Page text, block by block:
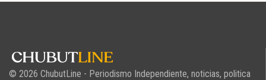
© 2026 ChubutLine - Periodismo Independiente, noticias, politica